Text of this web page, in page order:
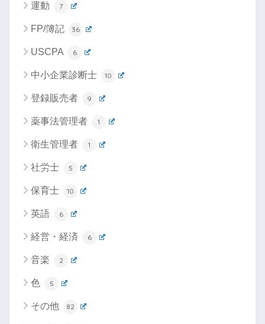
運動 7
FP/簿記 36
USCPA 6
中小企業診断士 10
登録販売者 9
薬事法管理者 1
衛生管理者 1
社労士 5
保育士 10
英語 6
経営・経済 6
音楽 2
色 5
その他 82